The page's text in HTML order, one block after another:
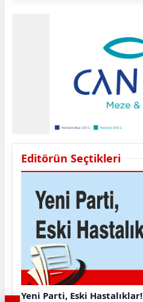
Editörün Seçtikleri
Yeni Parti, Eski Hastalıklar!